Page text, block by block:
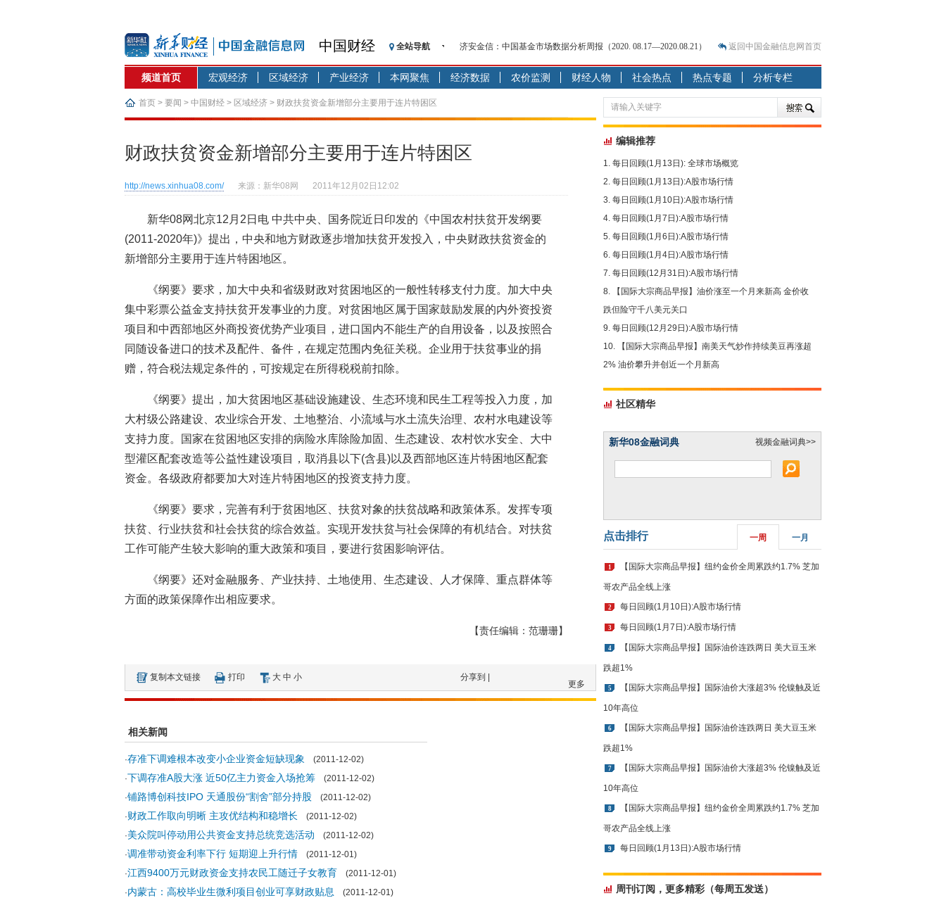
中国财经 全站导航
济安金信：中国基金市场数据分析周报（2020. 08.17—2020.08.21）
【见·闻】疫情下，新加坡旅游业步履维艰
记者手记：疫情下的香港零售业如何浴火重生？
【见·闻】疫情下一家香港传统零售商的转型突围之旅
济安金信：中国基金市场数据分析周报（2020. 07.27—2020.07.31）
【新华财经调查】同业存单、结构性存款玩起“跷跷板” 结构性失衡藏
在“隐秘的角落”
基本面及股市双轮冲击 债市回调十年期债表现最弱
沥青期货连续两日涨逾3% 沪银及两粕涨势喜人
返回中国金融信息网首页
频道首页 宏观经济 区域经济 产业经济 本网聚焦 经济数据 农价监测 财经人物 社会热点 热点专题 分析专栏
首页 > 要闻 > 中国财经 > 区域经济 > 财政扶贫资金新增部分主要用于连片特困区
财政扶贫资金新增部分主要用于连片特困区
http://news.xinhua08.com/ 来源：新华08网 2011年12月02日12:02
新华08网北京12月2日电 中共中央、国务院近日印发的《中国农村扶贫开发纲要
(2011-2020年)》提出，中央和地方财政逐步增加扶贫开发投入，中央财政扶贫资金的
新增部分主要用于连片特困地区。
《纲要》要求，加大中央和省级财政对贫困地区的一般性转移支付力度。加大中央
集中彩票公益金支持扶贫开发事业的力度。对贫困地区属于国家鼓励发展的内外资投资
项目和中西部地区外商投资优势产业项目，进口国内不能生产的自用设备，以及按照合
同随设备进口的技术及配件、备件，在规定范围内免征关税。企业用于扶贫事业的捐
赠，符合税法规定条件的，可按规定在所得税税前扣除。
《纲要》提出，加大贫困地区基础设施建设、生态环境和民生工程等投入力度，加
大村级公路建设、农业综合开发、土地整治、小流域与水土流失治理、农村水电建设等
支持力度。国家在贫困地区安排的病险水库除险加固、生态建设、农村饮水安全、大中
型灌区配套改造等公益性建设项目，取消县以下(含县)以及西部地区连片特困地区配套
资金。各级政府都要加大对连片特困地区的投资支持力度。
《纲要》要求，完善有利于贫困地区、扶贫对象的扶贫战略和政策体系。发挥专项
扶贫、行业扶贫和社会扶贫的综合效益。实现开发扶贫与社会保障的有机结合。对扶贫
工作可能产生较大影响的重大政策和项目，要进行贫困影响评估。
《纲要》还对金融服务、产业扶持、土地使用、生态建设、人才保障、重点群体等
方面的政策保障作出相应要求。
【责任编辑：范珊珊】
复制本文链接 打印 大 中 小 分享到 |
更多
相关新闻
·存准下调难根本改变小企业资金短缺现象
(2011-12-02)
·下调存准A股大涨 近50亿主力资金入场抢筹 (2011-12-02)
·铺路博创科技IPO 天通股份“割舍”部分持股 (2011-12-02)
·财政工作取向明晰 主攻优结构和稳增长 (2011-12-02)
·美众院叫停动用公共资金支持总统竞选活动 (2011-12-02)
·调准带动资金利率下行 短期迎上升行情 (2011-12-01)
·江西9400万元财政资金支持农民工随迁子女教育 (2011-12-01)
·内蒙古：高校毕业生微利项目创业可享财政贴息
(2011-12-01)
编辑推荐
每日回顾(1月13日): 全球市场概览
每日回顾(1月13日):A股市场行情
每日回顾(1月10日):A股市场行情
每日回顾(1月7日):A股市场行情
每日回顾(1月6日):A股市场行情
每日回顾(1月4日):A股市场行情
每日回顾(12月31日):A股市场行情
【国际大宗商品早报】油价涨至一个月来新高 金价收
跌但险守千八美元关口
每日回顾(12月29日):A股市场行情
【国际大宗商品早报】南美天气炒作持续美豆再涨超
2% 油价攀升并创近一个月新高
社区精华
新华08金融词典 视频金融词典>>
点击排行 一周 一月
1 【国际大宗商品早报】纽约金价全周累跌约1.7% 芝加
哥农产品全线上涨
2 每日回顾(1月10日):A股市场行情
3 每日回顾(1月7日):A股市场行情
4 【国际大宗商品早报】国际油价连跌两日 美大豆玉米
跌超1%
5 【国际大宗商品早报】国际油价大涨超3% 伦镍触及近
10年高位
6 【国际大宗商品早报】国际油价连跌两日 美大豆玉米
跌超1%
7 【国际大宗商品早报】国际油价大涨超3% 伦镍触及近
10年高位
8 【国际大宗商品早报】纽约金价全周累跌约1.7% 芝加
哥农产品全线上涨
9 每日回顾(1月13日):A股市场行情
周刊订阅，更多精彩（每周五发送）